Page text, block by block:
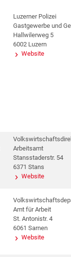
Luzerner Polizei
Gastgewerbe und
Hallwilerweg 5
6002 Luzern
Website
Arbeitsamt
Stansstaderstr. 54
6371 Stans
Website
Amt für Arbeit
St. Antonistr. 4
6061 Sarnen
Website